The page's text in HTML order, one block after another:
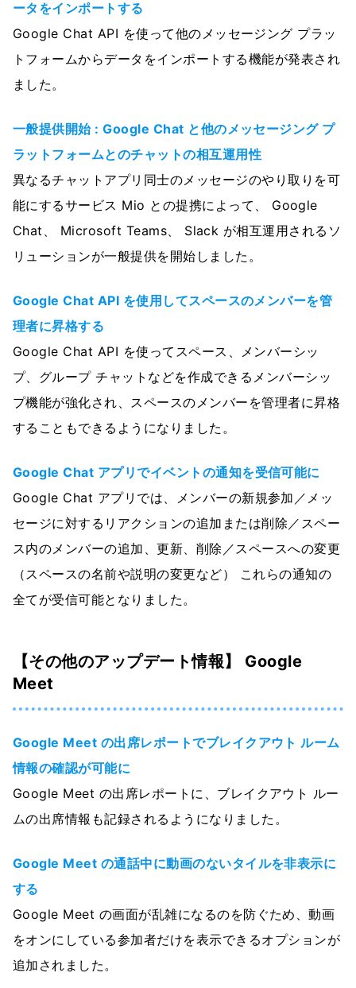
ータをインポートする
Google Chat API を使って他のメッセージング プラッ
トフォームからデータをインポートする機能が発表され
ました。
一般提供開始 : Google Chat と他のメッセージング プ
ラットフォームとのチャットの相互運用性
異なるチャットアプリ同士のメッセージのやり取りを可
能にするサービス Mio との提携によって、 Google
Chat、 Microsoft Teams、 Slack が相互運用されるソ
リューションが一般提供を開始しました。
Google Chat API を使用してスペースのメンバーを管
理者に昇格する
Google Chat API を使ってスペース、メンバーシッ
プ、グループ チャットなどを作成できるメンバーシッ
プ機能が強化され、スペースのメンバーを管理者に昇格
することもできるようになりました。
Google Chat アプリでイベントの通知を受信可能に
Google Chat アプリでは、メンバーの新規参加／メッ
セージに対するリアクションの追加または削除／スペー
ス内のメンバーの追加、更新、削除／スペースへの変更
（スペースの名前や説明の変更など） これらの通知の
全てが受信可能となりました。
【その他のアップデート情報】 Google
Meet
Google Meet の出席レポートでブレイクアウト ルーム
情報の確認が可能に
Google Meet の出席レポートに、ブレイクアウト ルー
ムの出席情報も記録されるようになりました。
Google Meet の通話中に動画のないタイルを非表示に
する
Google Meet の画面が乱雑になるのを防ぐため、動画
をオンにしている参加者だけを表示できるオプションが
追加されました。